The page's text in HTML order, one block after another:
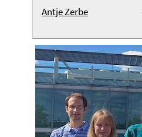
Antje Zerbe